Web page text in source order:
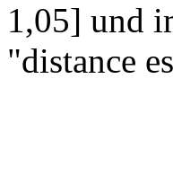
1,05] und
"distance